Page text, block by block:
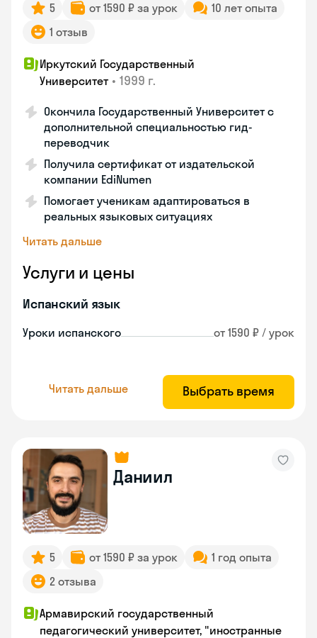
5 от 1590 ₽ за урок
10 лет опыта
1 отзыв
Иркутский Государственный
Университет • 1999 г.
Окончила Государственный Университет с
дополнительной специальностью гид-
переводчик
Получила сертификат от издательской
компании EdiNumen
Помогает ученикам адаптироваться в
реальных языковых ситуациях
Читать дальше
Услуги и цены
Испанский язык
Уроки испанского от 1590 ₽ / урок
Читать дальше Выбрать время
Даниил
5 от 1590 ₽ за урок
1 год опыта
2 отзыва
Армавирский государственный
педагогический университет, "иностранные